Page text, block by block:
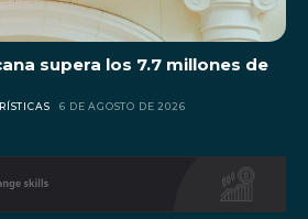
supera los 7.7 millones de
6 DE AGOSTO DE 2026